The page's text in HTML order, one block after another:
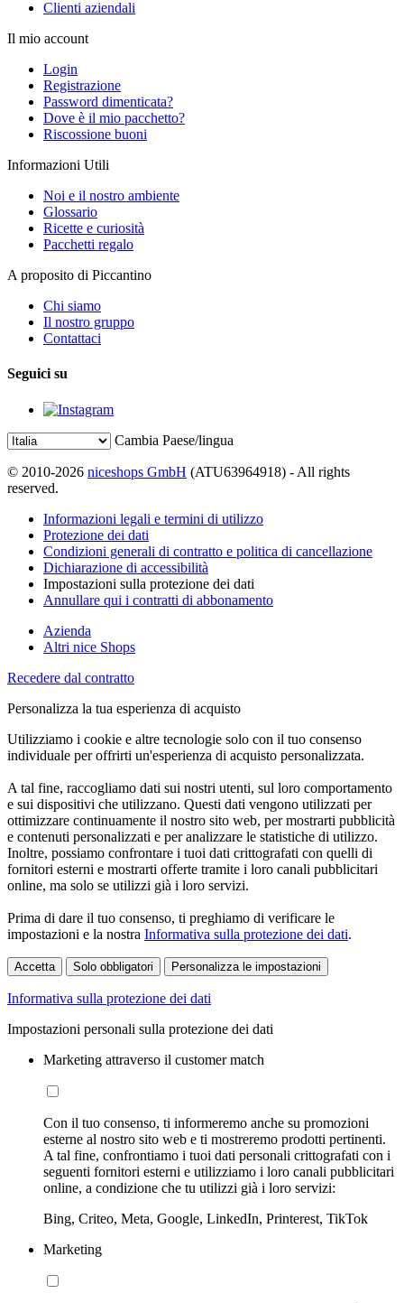
Clienti aziendali
Il mio account
Login
Registrazione
Password dimenticata?
Dove è il mio pacchetto?
Riscossione buoni
Informazioni Utili
Noi e il nostro ambiente
Glossario
Ricette e curiosità
Pacchetti regalo
A proposito di Piccantino
Chi siamo
Il nostro gruppo
Contattaci
Seguici su
Cambia Paese/lingua
© 2010-2026 niceshops GmbH (ATU63964918) - All rights
reserved.
Informazioni legali e termini di utilizzo
Protezione dei dati
Condizioni generali di contratto e politica di cancellazione
Dichiarazione di accessibilità
Impostazioni sulla protezione dei dati
Annullare qui i contratti di abbonamento
Azienda
Altri nice Shops
Recedere dal contratto
Personalizza la tua esperienza di acquisto
Utilizziamo i cookie e altre tecnologie solo con il tuo consenso
individuale per offrirti un'esperienza di acquisto personalizzata.
A tal fine, raccogliamo dati sui nostri utenti, sul loro comportamento
e sui dispositivi che utilizzano. Questi dati vengono utilizzati per
ottimizzare continuamente il nostro sito web, per mostrarti pubblicità
e contenuti personalizzati e per analizzare le statistiche di utilizzo.
Inoltre, possiamo confrontare i tuoi dati crittografati con quelli di
fornitori esterni e mostrarti offerte tramite i loro canali pubblicitari
online, ma solo se utilizzi già i loro servizi.
Prima di dare il tuo consenso, ti preghiamo di verificare le
impostazioni e la nostra Informativa sulla protezione dei dati.
Accetta Solo obbligatori Personalizza le impostazioni
Informativa sulla protezione dei dati
Impostazioni personali sulla protezione dei dati
Marketing attraverso il customer match
Con il tuo consenso, ti informeremo anche su promozioni
esterne al nostro sito web e ti mostreremo prodotti pertinenti.
A tal fine, confrontiamo i tuoi dati personali crittografati con i
seguenti fornitori esterni e utilizziamo i loro canali pubblicitari
online, a condizione che tu utilizzi già i loro servizi:
Bing, Criteo, Meta, Google, LinkedIn, Printerest, TikTok
Marketing